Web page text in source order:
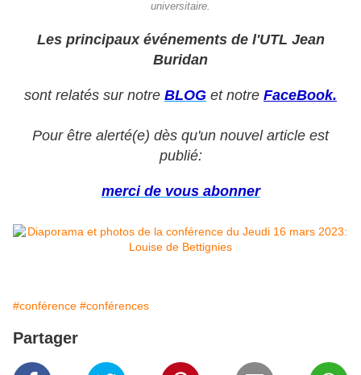
universitaire.
Les principaux événements de l'UTL Jean
Buridan
sont relatés sur notre BLOG et notre FaceBook.
Pour être alerté(e) dès qu'un nouvel article est
publié:
merci de vous abonner
#conférence #conférences
Partager